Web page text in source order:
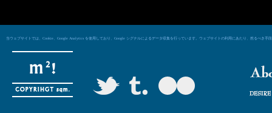
当ウェブサイトでは、Cookie、Google Analytics を使用しており、Google シグナルによるデータ収集を行っています。ウェブサイトの利用にあたり、然るべき